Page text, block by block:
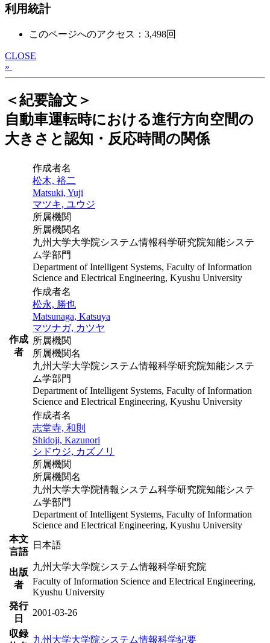
利用統計
このページへのアクセス：3,498回
CLOSE
»
＜紀要論文＞
自動車運転時における進行方向空間の
大きさと認知・反応時間の関係
作成
者
作成者名
松木, 裕二
Matsuki, Yuji
マツキ, ユウジ
所属機関
所属機関名
九州大学大学院システム情報科学研究院知能システ
ム学部門
Department of Intelligent Systems, Faculty of Information
Science and Electrical Engineering, Kyushu University
作成者名
松永, 勝也
Matsunaga, Katsuya
マツナガ, カツヤ
所属機関
所属機関名
九州大学大学院システム情報科学研究院知能システ
ム学部門
Department of Intelligent Systems, Faculty of Information
Science and Electrical Engineering, Kyushu University
作成者名
志堂寺, 和則
Shidoji, Kazunori
シドウジ, カズノリ
所属機関
所属機関名
九州大学大学院情報システム科学研究院知能システ
ム学部門
Department of Intelligent Systems, Faculty of Information
Science and Electrical Engineering, Kyushu University
本文
言語
日本語
出版
者
九州大学大学院システム情報科学研究院
Faculty of Information Science and Electrical Engineering,
Kyushu University
発行
日
2001-03-26
収録
九州大学大学院システム情報科学紀要